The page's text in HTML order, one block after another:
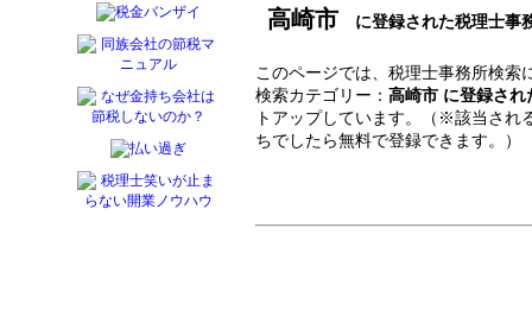
高崎市 に登録された税理士事
このページでは、税理士事務所検索
検索カテゴリー： 高崎市 に登録され
トアップしています。（※該当され
ちでしたら無料で登録できます。）